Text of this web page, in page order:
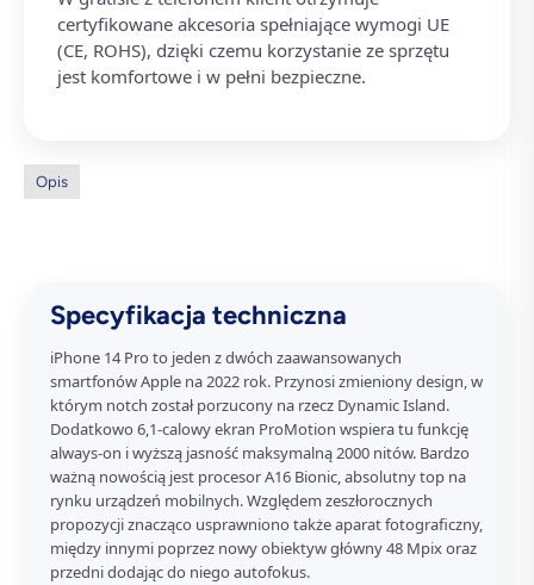
certyfikowane akcesoria spełniające wymogi UE
(CE, ROHS), dzięki czemu korzystanie ze sprzętu
jest komfortowe i w pełni bezpieczne.
Opis
Specyfikacja techniczna
iPhone 14 Pro to jeden z dwóch zaawansowanych
smartfonów Apple na 2022 rok. Przynosi zmieniony design, w
którym notch został porzucony na rzecz Dynamic Island.
Dodatkowo 6,1-calowy ekran ProMotion wspiera tu funkcję
always-on i wyższą jasność maksymalną 2000 nitów. Bardzo
ważną nowością jest procesor A16 Bionic, absolutny top na
rynku urządzeń mobilnych. Względem zeszłorocznych
propozycji znacząco usprawniono także aparat fotograficzny,
między innymi poprzez nowy obiektyw główny 48 Mpix oraz
przedni dodając do niego autofokus.